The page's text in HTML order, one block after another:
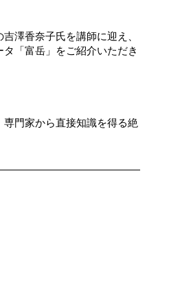
澤香奈子氏を講師に迎え、
「富岳」をご紹介いただき
門家から直接知識を得る絶